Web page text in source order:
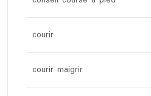
courir
courir maigrir